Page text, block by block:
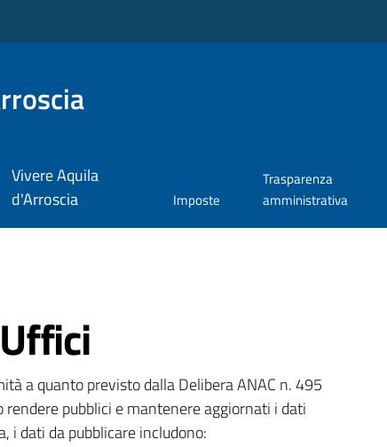
Vivere Aquila
d'Arroscia
Imposte
Trasparenza
amministrativa
a quanto previsto dalla Delibera ANAC n. 495
pubblici e mantenere aggiornati i dati
i dati da pubblicare includono: